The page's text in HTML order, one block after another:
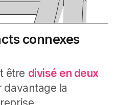
connexes
être divisé en deux
davantage la